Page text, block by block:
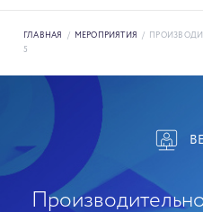
ГЛАВНАЯ / МЕРОПРИЯТИЯ /
5